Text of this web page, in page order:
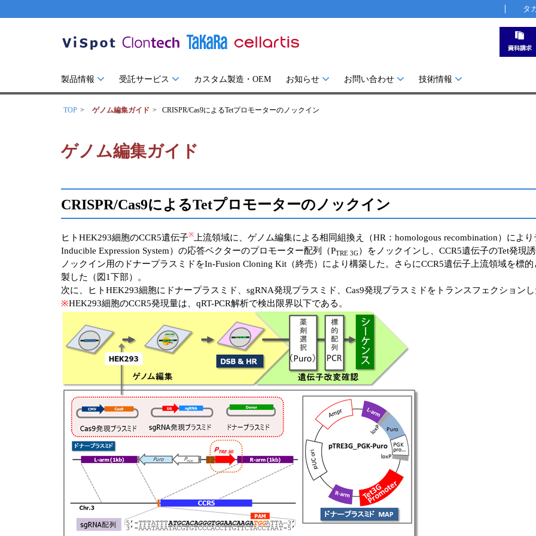
タ
製品情報 受託サービス カスタム製造・OEM お知らせ お問い合わせ 技術情報
TOP ゲノム編集ガイド CRISPR/Cas9によるTetプロモーターのノックイン
ゲノム編集ガイド
CRISPR/Cas9によるTetプロモーターのノックイン
ヒトHEK293細胞のCCR5遺伝子※ 上流領域に、ゲノム編集による相同組換え（HR：homologous recombination）によ
Inducible Expression System）の応答ベクターのプロモーター配列（PTRE 3G）をノックインし、CCR5遺伝子のTet発現
ノックイン用のドナープラスミドをIn-Fusion Cloning Kit（終売）により構築した。さらにCCR5遺伝子上流領域を標
製した（図1下部）。
次に、ヒトHEK293細胞にドナープラスミド、sgRNA発現プラスミド、Cas9発現プラスミドをトランスフェクション
※HEK293細胞のCCR5発現量は、qRT-PCR解析で検出限界以下である。